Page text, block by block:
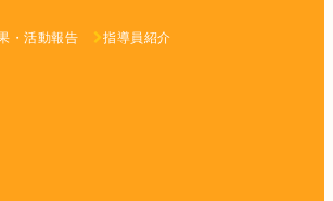
・活動報告 指導員紹介